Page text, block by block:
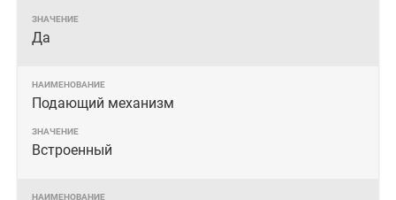
Да
Подающий механизм
Встроенный